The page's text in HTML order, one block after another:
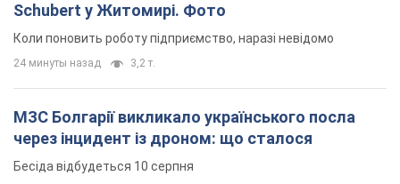
Schubert у Житомирі. Фото
Коли поновить роботу підприємство, наразі невідомо
24 минуты назад 3,2 т.
МЗС Болгарії викликало українського посла
через інцидент із дроном: що сталося
Бесіда відбудеться 10 серпня